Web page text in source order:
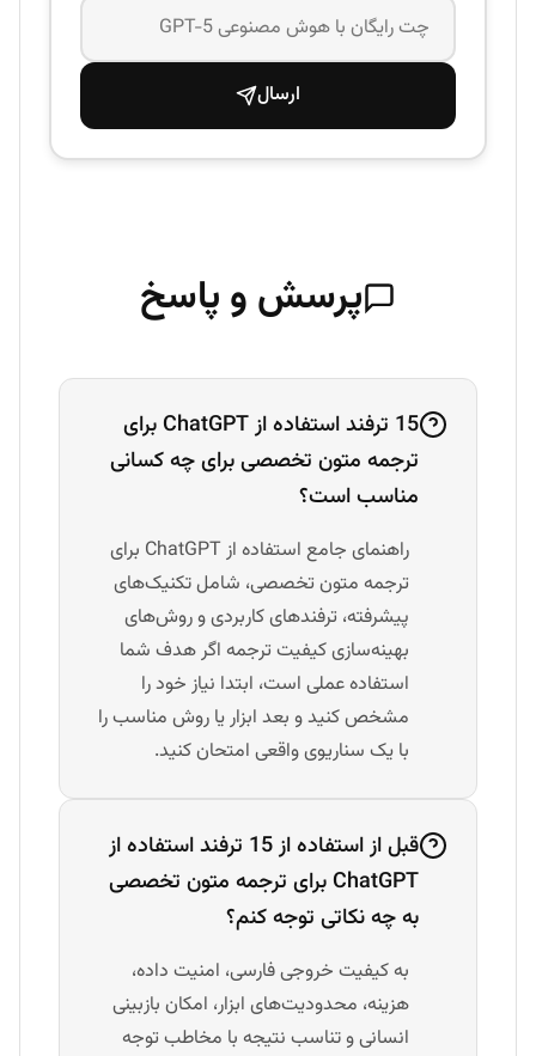
ارسال
پرسش و پاسخ
15 ترفند استفاده از ChatGPT برای
ترجمه متون تخصصی برای چه کسانی
مناسب است؟
راهنمای جامع استفاده از ChatGPT برای
ترجمه متون تخصصی، شامل تکنیک‌های
پیشرفته، ترفندهای کاربردی و روش‌های
بهینه‌سازی کیفیت ترجمه اگر هدف شما
استفاده عملی است، ابتدا نیاز خود را
مشخص کنید و بعد ابزار یا روش مناسب را
با یک سناریوی واقعی امتحان کنید.
قبل از استفاده از 15 ترفند استفاده از
ChatGPT برای ترجمه متون تخصصی
به چه نکاتی توجه کنم؟
به کیفیت خروجی فارسی، امنیت داده،
هزینه، محدودیت‌های ابزار، امکان بازبینی
انسانی و تناسب نتیجه با مخاطب توجه